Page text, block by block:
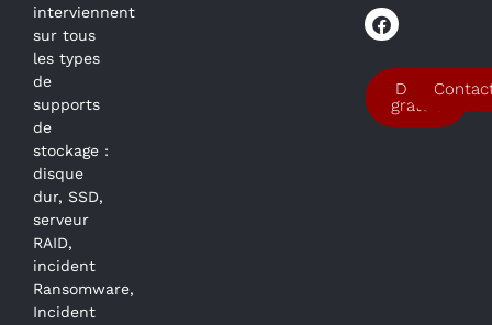
interviennent
sur tous
les types
de
supports
de
stockage :
disque
dur, SSD,
serveur
RAID,
incident
Ransomware,
Incident
Devis
gratuit